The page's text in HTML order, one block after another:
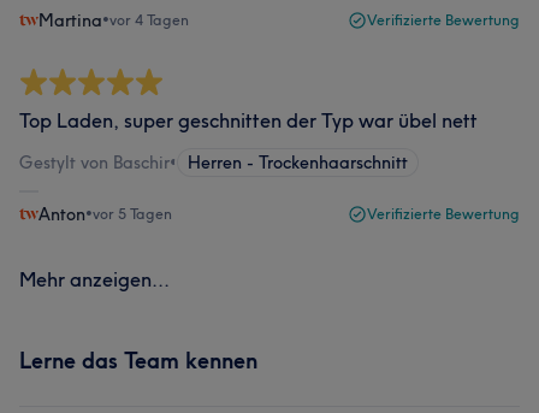
Martina•vor 4 Tagen Verifizierte Bewertung
Top Laden, super geschnitten der Typ war übel nett
Gestylt von Baschir• Herren - Trockenhaarschnitt
Anton•vor 5 Tagen Verifizierte Bewertung
Mehr anzeigen...
Lerne das Team kennen